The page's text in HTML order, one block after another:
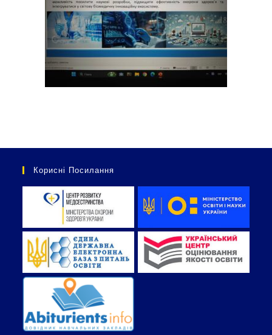
Корисні Посилання